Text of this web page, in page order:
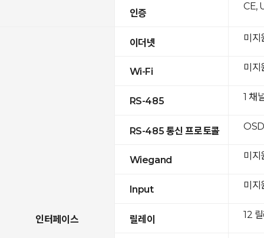
인증
인터페이스
이더넷
Wi-Fi
RS-485
RS-485 통신 프로토콜
Wiegand
Input
릴레이
CE,
미지
미지
1 채
미지
미지
12